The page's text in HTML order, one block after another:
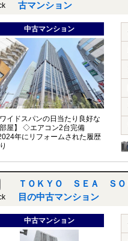
古マンション
中古マンション
ワイドスパンの日当たり良好な
屋】 ◇エアコン2台完備
年にリフォームされた履歴
ＴＯＫＹＯ ＳＥＡ ＳＯ
目の中古マンション
中古マンション